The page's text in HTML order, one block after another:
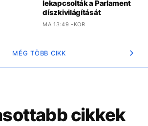
lekapcsolták a Parlament
díszkivilágítását
MA 13:49 -KOR
MÉG TÖBB CIKK
cikkek